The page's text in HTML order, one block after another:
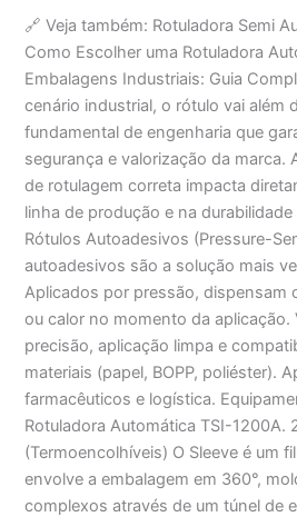
🔗 Veja também: Rotuladora Semi
Como Escolher uma Rotuladora
Embalagens Industriais: Guia
cenário industrial, o rótulo vai além
fundamental de engenharia que
segurança e valorização da marca.
de rotulagem correta impacta
linha de produção e na
Rótulos Autoadesivos (Pressure-
autoadesivos são a solução mais
Aplicados por pressão, dispensam
ou calor no momento da aplicação.
precisão, aplicação limpa e
materiais (papel, BOPP, poliéster).
farmacêuticos e logística.
Rotuladora Automática TSI-1200A.
(Termoencolhíveis) O Sleeve é um
envolve a embalagem em 360°,
complexos através de um túnel de